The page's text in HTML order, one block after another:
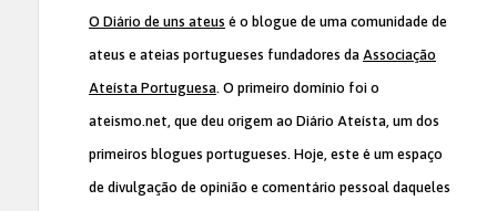
O Diário de uns ateus é o blogue de uma comunidade de
ateus e ateias portugueses fundadores da Associação
Ateísta Portuguesa. O primeiro domínio foi o
ateismo.net, que deu origem ao Diário Ateísta, um dos
primeiros blogues portugueses. Hoje, este é um espaço
de divulgação de opinião e comentário pessoal daqueles